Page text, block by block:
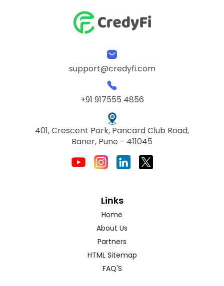
support@credyfi.com
+91 917555 4856
401, Crescent Park, Pancard Club Road,
Baner, Pune - 411045
Links
Home
About Us
Partners
HTML Sitemap
FAQ'S